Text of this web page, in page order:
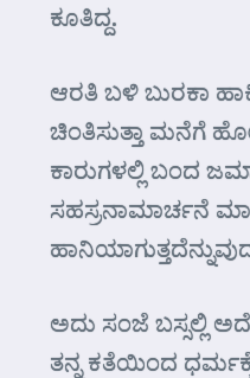
ಕೂತಿದ್ದ.
ಆರತಿ ಬಳಿ ಬುರಕಾ
ಚಿಂತಿಸುತ್ತಾ ಮನೆಗೆ
ಕಾರುಗಳಲ್ಲಿ ಬಂದ
ಸಹಸ್ರನಾಮಾರ್ಚನೆ
ಅದು ಸಂಜೆ ಬಸ್ಸಲ್ಲಿ
ತನ್ನ ಕತೆಯಿಂದ